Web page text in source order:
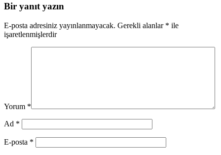
Bir yanıt yazın
E-posta adresiniz yayınlanmayacak. Gerekli alanlar * ile
işaretlenmişlerdir
Yorum *
Ad *
E-posta *